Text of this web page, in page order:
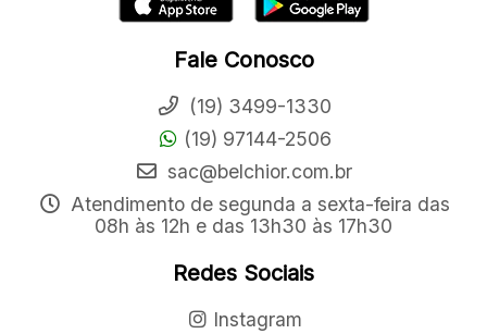
Fale Conosco
(19) 3499-1330
(19) 97144-2506
sac@belchior.com.br
Atendimento de segunda a sexta-feira das
08h às 12h e das 13h30 às 17h30
Redes Sociais
Instagram